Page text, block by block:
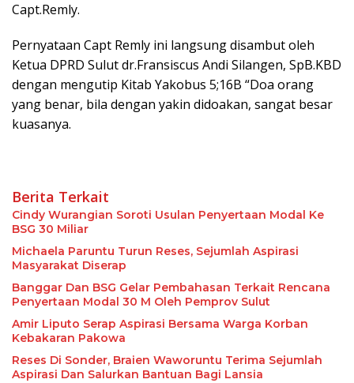
Capt.Remly.
Pernyataan Capt Remly ini langsung disambut oleh
Ketua DPRD Sulut dr.Fransiscus Andi Silangen, SpB.KBD
dengan mengutip Kitab Yakobus 5;16B “Doa orang
yang benar, bila dengan yakin didoakan, sangat besar
kuasanya.
Berita Terkait
Cindy Wurangian Soroti Usulan Penyertaan Modal Ke
BSG 30 Miliar
Michaela Paruntu Turun Reses, Sejumlah Aspirasi
Masyarakat Diserap
Banggar Dan BSG Gelar Pembahasan Terkait Rencana
Penyertaan Modal 30 M Oleh Pemprov Sulut
Amir Liputo Serap Aspirasi Bersama Warga Korban
Kebakaran Pakowa
Reses Di Sonder, Braien Waworuntu Terima Sejumlah
Aspirasi Dan Salurkan Bantuan Bagi Lansia